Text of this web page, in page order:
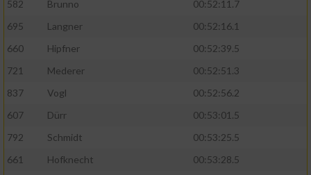
582
Brunno
00:52:11.7
695
Langner
00:52:16.1
660
Hipfner
00:52:39.5
721
Mederer
00:52:51.3
837
Vogl
00:52:56.2
607
Dürr
00:53:01.5
792
Schmidt
00:53:25.5
661
Hofknecht
00:53:28.5
Verwendung reduzierter Daten zur Auswahl
von Werbeanzeigen
Werbung
personalisierter Werbung